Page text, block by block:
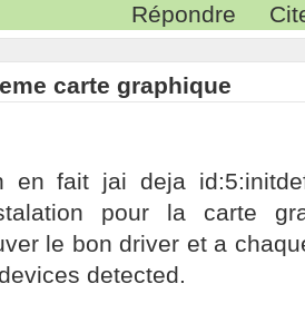
Répondre
carte graphique
en fait jai deja
pour la carte
le bon driver et a
detected.